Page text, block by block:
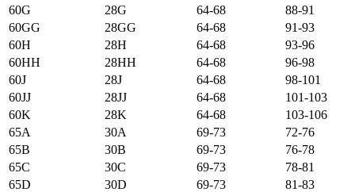
60G
28G 64-68
88-91
60GG
28GG 64-68
91-93
60H
28H 64-68
93-96
60HH
28HH 64-68
96-98
60J
28J 64-68
98-101
60JJ
28JJ 64-68
101-103
60K
28K 64-68
103-106
65А
30А 69-73
72-76
65B
30B 69-73
76-78
65C
30C 69-73
78-81
65D
30D 69-73
81-83